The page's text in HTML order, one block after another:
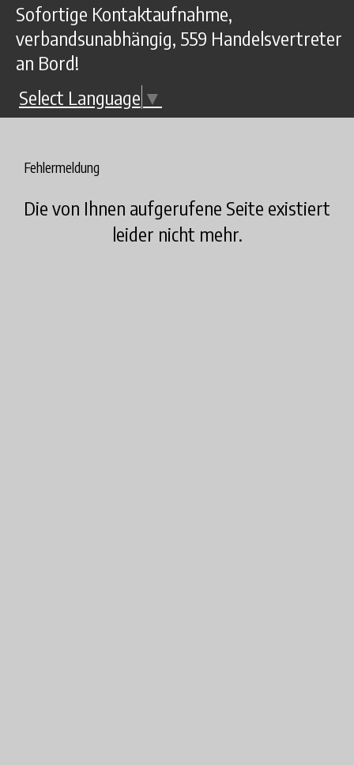
Sofortige Kontaktaufnahme,
verbandsunabhängig, 559 Handelsvertreter
an Bord!
Select Language ▼
Fehlermeldung
Die von Ihnen aufgerufene Seite existiert
leider nicht mehr.